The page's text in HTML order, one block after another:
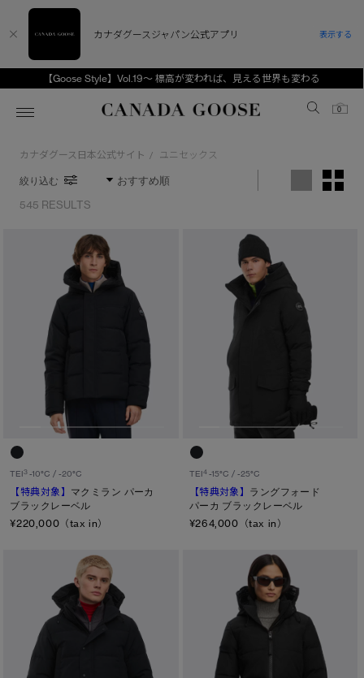
【Goose Style】Vol.19～ 標高が変われば、見える世界も変わる
Canada Goose
0
スノーグース
ディスカバー
アンバサダー
スプリングコレクション
ウィメンズ TOP
新着アイテム
ベストセラー
FW26コレクション
サマー 26 コレクション
サマー 26 コレクションLOOK
日本限定モデル
メイドインジャパンTシャツ
アウターウェア
アパレル
アクセサリー
フットウェア
コレクション
メンズ TOP
新着アイテム
ベストセラー
FW26コレクション
サマー 26 コレクション
サマー 26 コレクションLOOK
日本限定モデル
メイドインジャパンTシャツ
アウターウェア
アパレル
アクセサリー
フットウェア
コレクション
キッズ TOP
ベビー（0‐24ヵ月)
キッズ（2‐7歳)
ユース（6＋歳)
コレクション
CANADA GOOSE Generationsは、アウター
ウェアの下取り・再販を通じて、長く愛される製
品の価値を受け継いでいきます。
アーカイブの希少なピースもご覧いただけます。
下取り申請
カナダグース日本公式サイト / ユニセックス
絞り込む
545 RESULTS
※カテゴリを表示するにはジェンダーにチェックをお入れください
ジェンダー
メンズ
ウィメンズ
キッズ
カテゴリ
ディスク
ブラック ディスク
クラシック ディスク
ホワイト ディスク
ト―ナル ディスク
PBI ディスク
TEI3 -10°C / -20°C
【特典対象】 マクミラン パーカ
ブラックレーベル
¥220,000（tax in）
TEI4-15°C / -25°C
【特典対象】 ラングフォード
パーカ ブラックレーベル
¥264,000（tax in）
カナダグースジャパン公式アプリ 表示する